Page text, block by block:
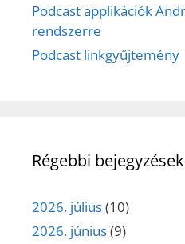
Podcast applikációk
rendszerre
Podcast linkgyűjtemény
Régebbi bejegyzések
2026. július(10)
2026. június(9)